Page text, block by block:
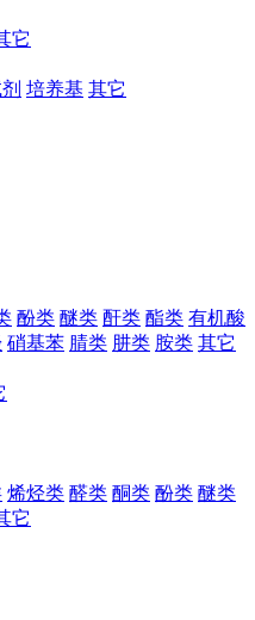
它
培养基 其它
酚类 醚类 酐类 酯类 有机酸
硝基苯 腈类 肼类 胺类 其它
烯烃类 醛类 酮类 酚类 醚类
它